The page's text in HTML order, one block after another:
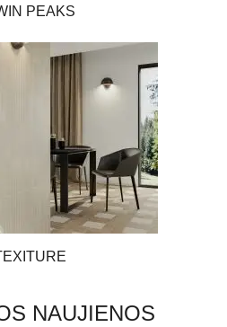
PEAKS
NAUJIENOS